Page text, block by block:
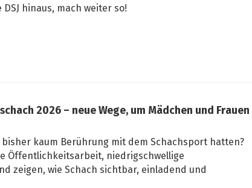
hinaus, mach weiter so!
2026 – neue Wege, um Mädchen und Frauen
kaum Berührung mit dem Schachsport hatten?
Öffentlichkeitsarbeit, niedrigschwellige
zeigen, wie Schach sichtbar, einladend und